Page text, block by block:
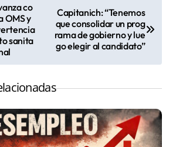
co
OMS y
sanita
Capitanich: “Tenemos
que consolidar un prog
rama de gobierno y lue
go elegir al candidato”